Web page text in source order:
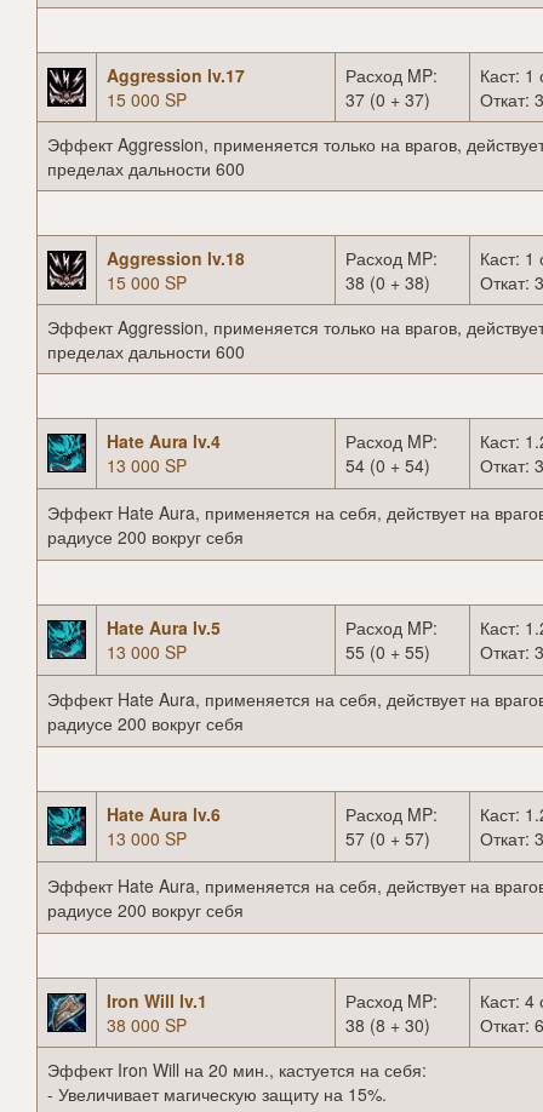
Aggression lv.17
15 000 SP
Расход MP:
37 (0 + 37)
Каст: 1
Откат:
Эффект Aggression, применяется только на врагов,
пределах дальности 600
Aggression lv.18
15 000 SP
Расход MP:
38 (0 + 38)
Каст: 1
Откат:
Эффект Aggression, применяется только на врагов,
пределах дальности 600
Hate Aura lv.4
13 000 SP
Расход MP:
54 (0 + 54)
Каст:
Откат:
Эффект Hate Aura, применяется на себя, действует на
радиусе 200 вокруг себя
Hate Aura lv.5
13 000 SP
Расход MP:
55 (0 + 55)
Каст:
Откат:
Эффект Hate Aura, применяется на себя, действует на
радиусе 200 вокруг себя
Hate Aura lv.6
13 000 SP
Расход MP:
57 (0 + 57)
Каст:
Откат:
Эффект Hate Aura, применяется на себя, действует на
радиусе 200 вокруг себя
Iron Will lv.1
38 000 SP
Расход MP:
38 (8 + 30)
Каст: 4
Откат:
Эффект Iron Will на 20 мин., кастуется на себя:
- Увеличивает магическую защиту на 15%.